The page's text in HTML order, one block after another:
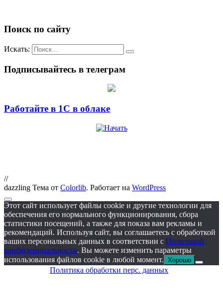
Поиск по сайту
Искать:
Подписывайтесь в телеграм
Работайте в 1С в облаке
//
dazzling Тема от Colorlib. Работает на WordPress
Этот сайт использует файлы cookie и другие технологии для
обеспечения его нормального функционирования, сбора
статистики посещений, а также для показа вам рекламы и
рекомендаций. Используя сайт, вы соглашаетесь с обработкой
ваших персональных данных в соответствии с Политикой
конфиденциальности. Вы можете изменить параметры
использования файлов cookie в любой момент. Хорошо
Политика обработки перс. данных